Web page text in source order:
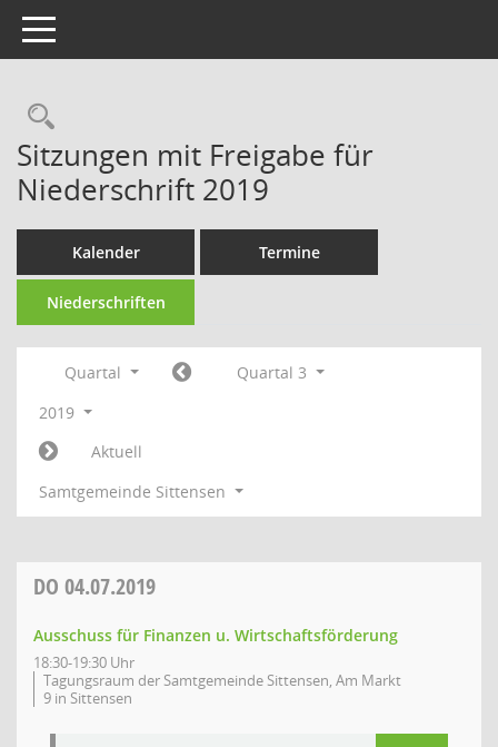
Toggle navigation
Rechercheauswahl
Sitzungen mit Freigabe für
Niederschrift 2019
Kalender Termine
Niederschriften
Quartal
Quartal 3
2019
Aktuell
Samtgemeinde Sittensen
DO 04.07.2019
Ausschuss für Finanzen u. Wirtschaftsförderung
18:30-19:30 Uhr
Tagungsraum der Samtgemeinde Sittensen, Am Markt
9 in Sittensen